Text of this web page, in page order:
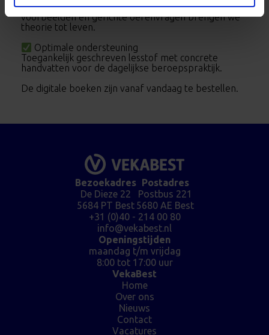
Met duidelijke afbeeldingen, herkenbare
voorbeelden en gerichte oefenvragen brengen we
theorie tot leven.
Optimale ondersteuning
Toegankelijk geschreven lesstof met concrete
handvatten voor de dagelijkse beroepspraktijk.
De digitale boeken zijn vanaf vandaag te bestellen.
Bezoekadres
De Dieze 22
5684 PT Best
Postadres
Postbus 221
5680 AE Best
+31 (0)40 - 214 00 80
info@vekabest.nl
Openingstijden
maandag t/m vrijdag
8:00 tot 17:00 uur
VekaBest
Home
Over ons
Nieuws
Contact
Vacatures